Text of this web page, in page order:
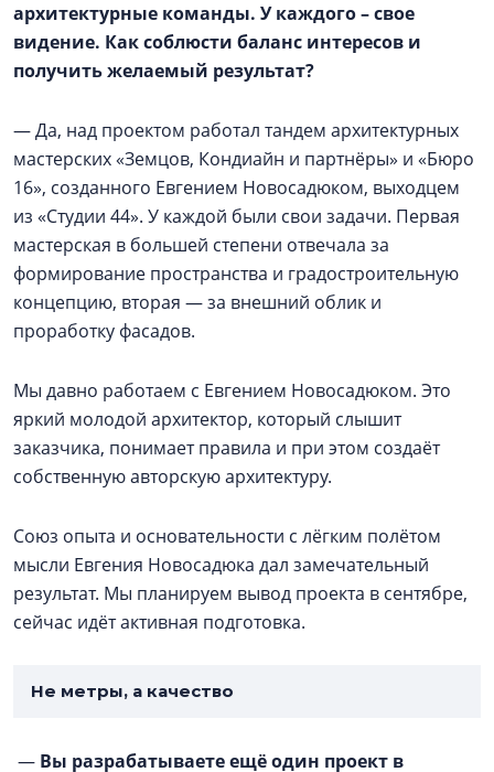
архитектурные команды. У каждого – свое
видение. Как соблюсти баланс интересов и
получить желаемый результат?
— Да, над проектом работал тандем архитектурных
мастерских «Земцов, Кондиайн и партнёры» и «Бюро
16», созданного Евгением Новосадюком, выходцем
из «Студии 44». У каждой были свои задачи. Первая
мастерская в большей степени отвечала за
формирование пространства и градостроительную
концепцию, вторая — за внешний облик и
проработку фасадов.
Мы давно работаем с Евгением Новосадюком. Это
яркий молодой архитектор, который слышит
заказчика, понимает правила и при этом создаёт
собственную авторскую архитектуру.
Союз опыта и основательности с лёгким полётом
мысли Евгения Новосадюка дал замечательный
результат. Мы планируем вывод проекта в сентябре,
сейчас идёт активная подготовка.
Не метры, а качество
— Вы разрабатываете ещё один проект в